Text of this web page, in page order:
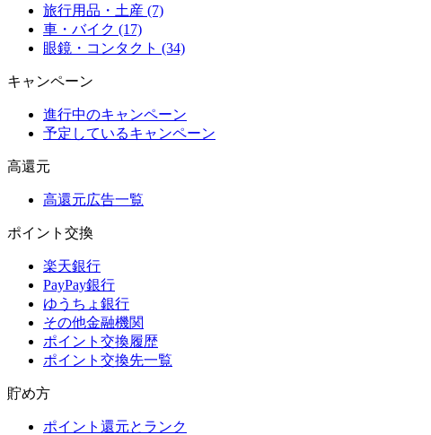
旅行用品・土産 (7)
車・バイク (17)
眼鏡・コンタクト (34)
キャンペーン
進行中のキャンペーン
予定しているキャンペーン
高還元
高還元広告一覧
ポイント交換
楽天銀行
PayPay銀行
ゆうちょ銀行
その他金融機関
ポイント交換履歴
ポイント交換先一覧
貯め方
ポイント還元とランク